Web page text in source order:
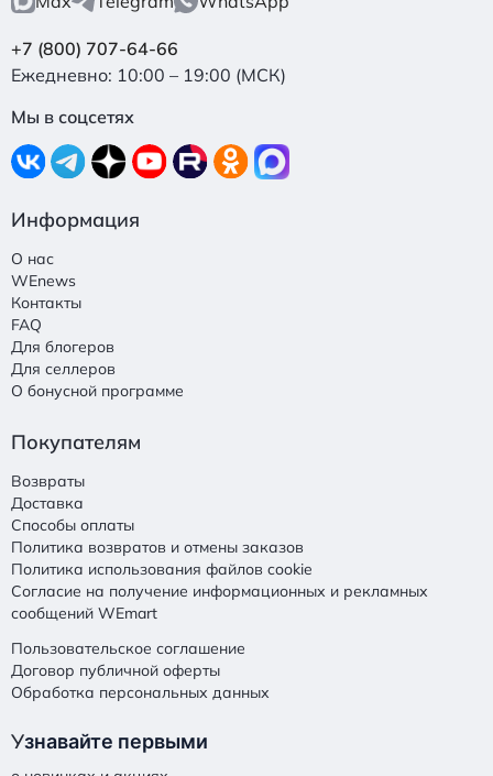
+7 (800) 707-64-66
Ежедневно: 10:00 – 19:00 (МСК)
Мы в соцсетях
Информация
О нас
WEnews
Контакты
FAQ
Для блогеров
Для селлеров
О бонусной программе
Покупателям
Возвраты
Доставка
Способы оплаты
Политика возвратов и отмены заказов
Политика использования файлов cookie
Согласие на получение информационных и рекламных
сообщений WEmart
Пользовательское соглашение
Договор публичной оферты
Обработка персональных данных
Узнавайте первыми